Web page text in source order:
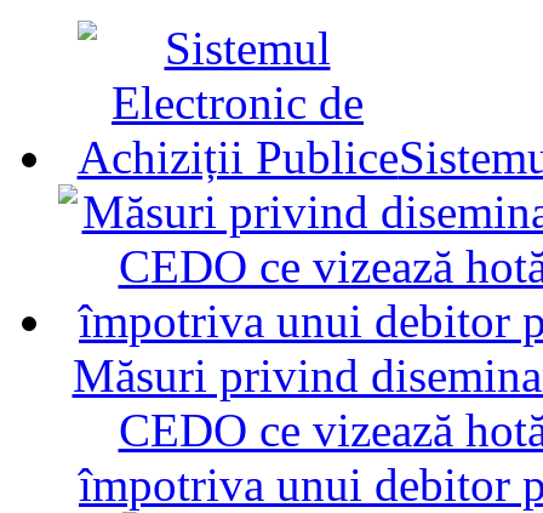
Măsuri privind
CEDO ce vizează
împotriva unui debitor